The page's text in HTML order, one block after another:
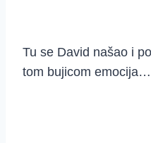
Tu se David našao i
tom bujicom emocija…